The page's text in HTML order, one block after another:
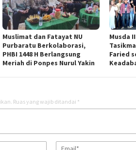
Muslimat dan Fatayat NU
Purbaratu Berkolaborasi,
PHBI 1448 H Berlangsung
Meriah di Ponpes Nurul Yakin
Musda
Faried
Ruas yang wajib ditandai *